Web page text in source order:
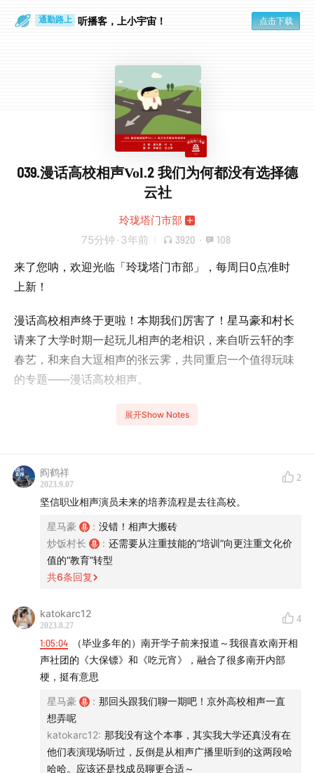
通勤路上 听播客，上小宇宙！ 点击下载
039.漫话高校相声Vol.2 我们为何都没有选择德
云社
玲珑塔门市部
75分钟 · 3年前 3920 · 108
来了您呐，欢迎光临「玲珑塔门市部」，每周日0点准时
上新！
漫话高校相声终于更啦！本期我们厉害了！星马豪和村长
请来了大学时期一起玩儿相声的老相识，来自听云轩的李
春艺，和来自大逗相声的张云霁，共同重启一个值得玩味
的专题——漫话高校相声。
这期的发心源自一次闲聊中偶然发现的有趣现象：我们这
啊？我们都不禁发问……
我们出于什么考量？环境因素如何左右？这一期我们老四
位凑一起好好分析分析其中的原因，您也一起听听是不是
这个理儿！
— — — — — — — —
【本期嘉宾】
展开Show Notes
阎鹤祥
2023.9.07
2
坚信职业相声演员未来的培养流程是去往高校。
星马豪 : 没错！相声大搬砖
炒饭村长
: 还需要从注重技能的“培训”向更注重文化价
值的“教育”转型
共6条回复
katokarc12
2023.8.27
4
1:05:04
（毕业多年的）南开学子前来报道～我很喜欢南开相
声社团的《大保镖》和《吃元宵》，融合了很多南开内部
梗，挺有意思
星马豪 : 那回头跟我们聊一期吧！京外高校相声一直
想弄呢
katokarc12: 那我没有这个本事，其实我大学还真没有在
他们表演现场听过，反倒是从相声广播里听到的这两段哈
哈哈。应该还是找成员聊更合适～